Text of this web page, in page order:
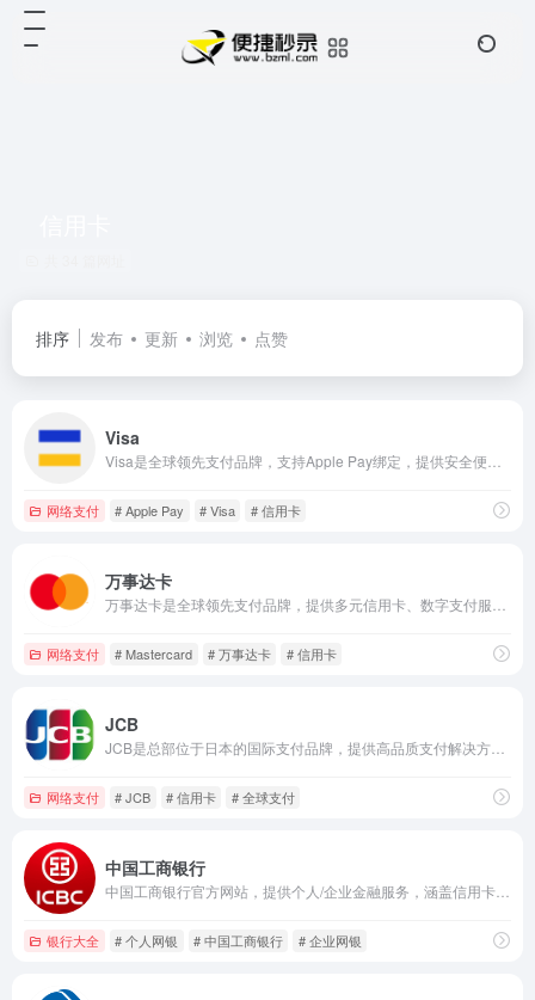
排序 发布 更新 浏览 点赞
Visa
网络支付 # Apple Pay # Visa # 信用卡
万事达卡
网络支付 # Mastercard # 万事达卡 # 信用卡
JCB
网络支付 # JCB # 信用卡 # 全球支付
中国工商银行
银行大全 # 个人网银 # 中国工商银行 # 企业网银